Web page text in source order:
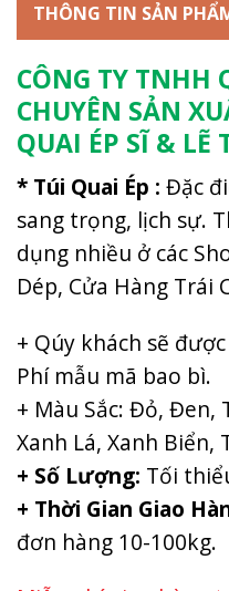
THÔNG TIN SẢN
CÔNG TY TNHH
CHUYÊN SẢN
QUAI ÉP SĨ & LẼ
* Túi Quai Ép : Đặc
sang trọng, lịch sự.
dụng nhiều ở các
Dép, Cửa Hàng Trái
+ Qúy khách sẽ
Phí mẫu mã bao bì.
+ Màu Sắc: Đỏ, Đen,
Xanh Lá, Xanh Biển,
+ Số Lượng: Tối
+ Thời Gian Giao
đơn hàng 10-100kg.